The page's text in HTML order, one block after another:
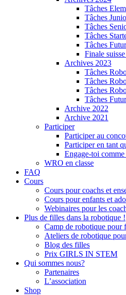
Tâches
Tâches
Tâches
Tâches
Tâches
Finale
Archives 2023
Tâches
Tâches
Tâches
Tâches
Archive 2022
Archive 2021
Participer
Participer au
Participer en tant
Engage-toi
WRO en classe
FAQ
Cours
Cours pour coachs et
Cours pour enfants et
Webinaires pour les
Plus de filles dans la robotique !
Camp de robotique pour
Ateliers de robotique
Blog des filles
Prix GIRLS IN STEM
Qui sommes nous?
Partenaires
L’association
Shop